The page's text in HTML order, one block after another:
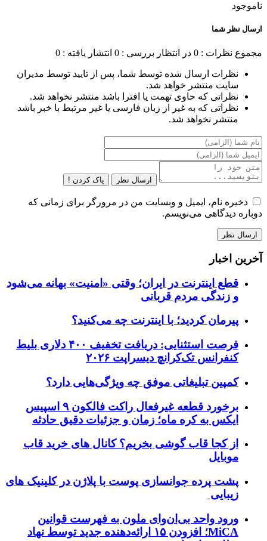
ناموجود
ارسال نظر شما
مجموع نظرات : 0 در انتظار بررسی : 0 انتشار یافته : 0
نظرات ارسال شده توسط شما، پس از تایید توسط مدیران
سایت منتشر خواهد شد.
نظراتی که حاوی تهمت یا افترا باشد منتشر نخواهد شد.
نظراتی که به غیر از زبان فارسی یا غیر مرتبط با خبر باشد
منتشر نخواهد شد.
ارسال نظر پاک کردن !
ذخیره نام، ایمیل و وبسایت من در مرورگر برای زمانی که
دوباره دیدگاهی می‌نویسم.
آخرین اخبار
قطع اینترنت در ایران؛ وقتی «امنیت» بهانه می‌شود
و زندگی مردم قربانی
پیرمان کردید؛ با اینترنت چه می‌کنید؟
فرصت استثنایی: دریافت تخفیف ۴۰۰ دلاری بلیط
کنفرانس تک‌کرانچ دیسراپت ۲۰۲۶
کمپین تبلیغاتی موفق چه ویژگی‌هایی دارد؟
برخورد قطعه غیرفعال راکت فالکون ۹ اسپیس
ایکس به کره ماه؛ زمان و جزئیات دقیق حادثه
از کجا قاب گوشی بخریم؟ کانال های خرید قاب
موبایل
پشت پرده جوانسازی پوست با پلاژن در کلینیک های
زیبایی
ورود واحد بی‌ان‌وای ملون به فهرست قوانین
MiCA؛ افزودن ۱۵ ارائه‌دهنده جدید توسط نهاد